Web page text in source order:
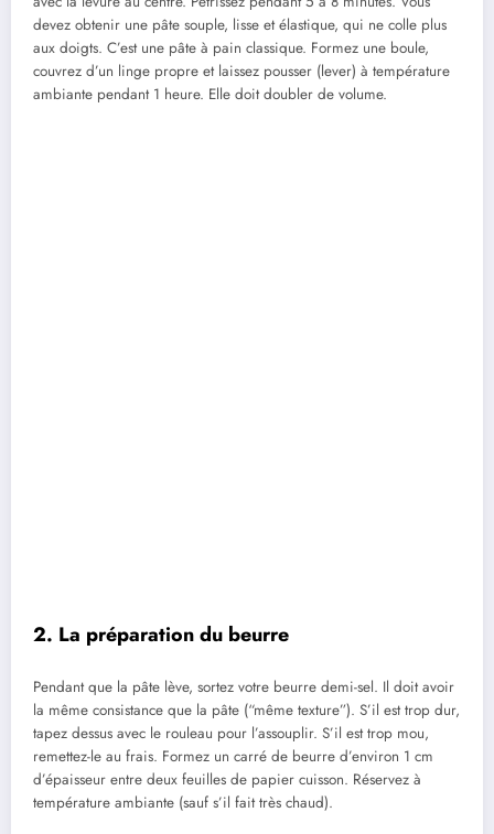
devez obtenir une pâte souple, lisse et élastique, qui ne colle plus
aux doigts. C’est une pâte à pain classique. Formez une boule,
couvrez d’un linge propre et laissez pousser (lever) à température
ambiante pendant 1 heure. Elle doit doubler de volume.
2. La préparation du beurre
Pendant que la pâte lève, sortez votre beurre demi-sel. Il doit avoir
la même consistance que la pâte (“même texture”). S’il est trop dur,
tapez dessus avec le rouleau pour l’assouplir. S’il est trop mou,
remettez-le au frais. Formez un carré de beurre d’environ 1 cm
d’épaisseur entre deux feuilles de papier cuisson. Réservez à
température ambiante (sauf s’il fait très chaud).